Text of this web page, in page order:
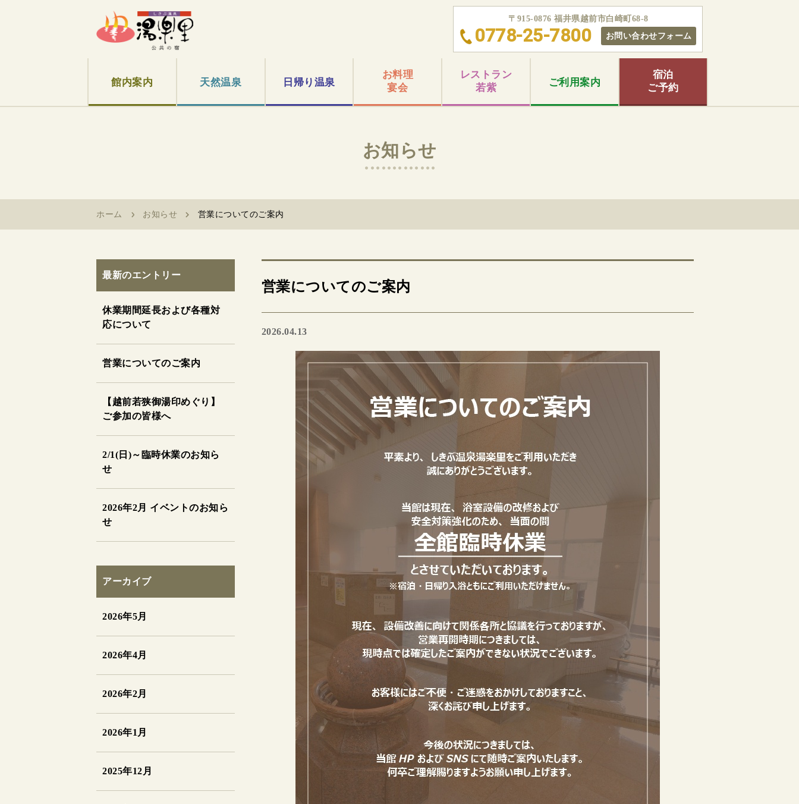
〒915-0876 福井県越前市白崎町68-8
0778-25-7800 お問い合わせフォーム
館内案内 天然温泉 日帰り 温泉
お料理
宴会
レストラン
若紫
ご利用案内
宿泊
ご予約
お知らせ
ホーム お知らせ 営業についてのご案内
最新のエントリー
休業期間延長および各種対
応について
営業についてのご案内
【越前若狭御湯印めぐり】
ご参加の皆様へ
2/1(日)～臨時休業のお知ら
せ
2026年2月 イベントのお知ら
せ
アーカイブ
2026年5月
2026年4月
2026年2月
2026年1月
2025年12月
営業についてのご案内
2026.04.13